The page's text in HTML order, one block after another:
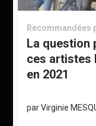
Recommandées
La question
ces artistes
en 2021
parVirginie